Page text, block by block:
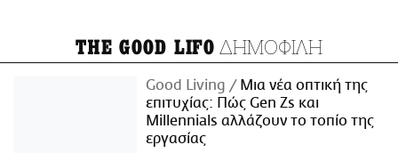
THE GOOD LIFO ΔΗΜΟΦΙΛΗ
Good Living
Μια νέα οπτική της
επιτυχίας: Πώς Gen Zs και
Millennials αλλάζουν το τοπίο της
εργασίας